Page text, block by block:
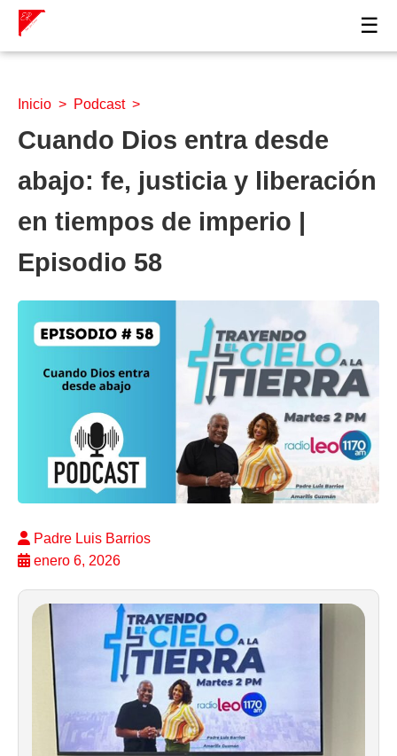
☰
Inicio > Podcast>
Cuando Dios entra desde
abajo: fe, justicia y liberación
en tiempos de imperio |
Episodio 58
Padre Luis Barrios
enero 6, 2026